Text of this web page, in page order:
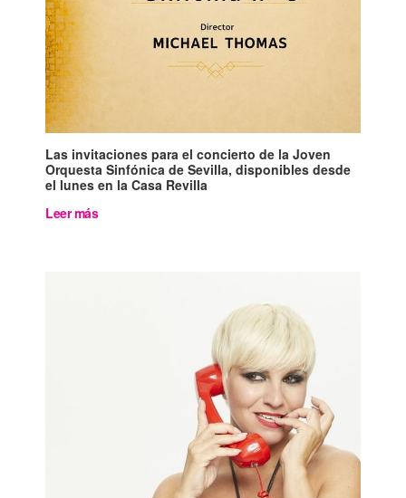
Las invitaciones para el concierto de la Joven
Orquesta Sinfónica de Sevilla, disponibles desde
el lunes en la Casa Revilla
Leer más